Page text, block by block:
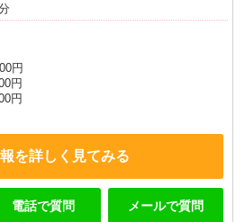
円
円
円
を詳しく見てみる
電話で質問 メールで質問